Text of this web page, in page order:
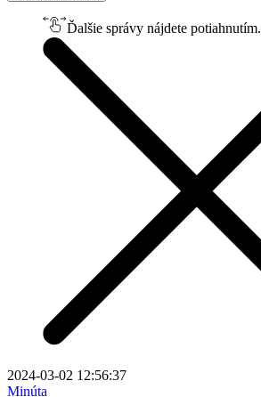
Ďalšie správy nájdete potiahnutím.
2024-03-02 12:56:37
Minúta